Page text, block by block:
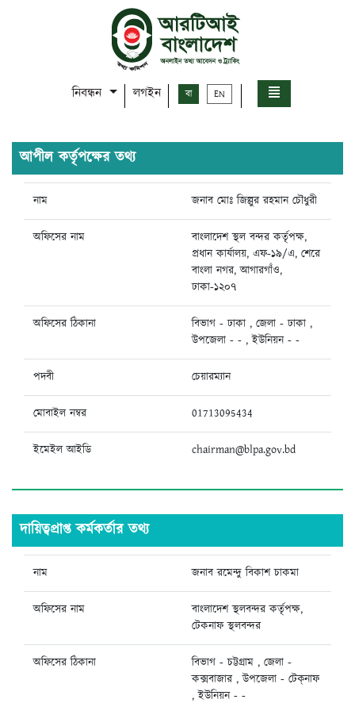
নিবন্ধন লগইন বা EN
আপীল কর্তৃপক্ষের তথ্য
নাম জনাব মোঃ জিল্লুর রহমান চৌধুরী
অফিসের নাম
বাংলাদেশ স্থল বন্দর কর্তৃপক্ষ,
প্রধান কার্যালয়, এফ-১৯/এ, শেরে
বাংলা নগর, আগারগাঁও,
ঢাকা-১২০৭
অফিসের ঠিকানা
বিভাগ - ঢাকা , জেলা - ঢাকা ,
উপজেলা - - , ইউনিয়ন - -
পদবী চেয়ারম্যান
মোবাইল নম্বর 01713095434
ইমেইল আইডি chairman@blpa.gov.bd
দায়িত্বপ্রাপ্ত কর্মকর্তার তথ্য
নাম জনাব রমেন্দু বিকাশ চাকমা
অফিসের নাম
বাংলাদেশ স্থলবন্দর কর্তৃপক্ষ,
টেকনাফ স্থলবন্দর
অফিসের ঠিকানা
বিভাগ - চট্টগ্রাম , জেলা -
কক্সবাজার , উপজেলা - টেক্‌নাফ
, ইউনিয়ন - -